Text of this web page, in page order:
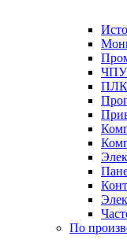
ЧПУ
ПЛК
По